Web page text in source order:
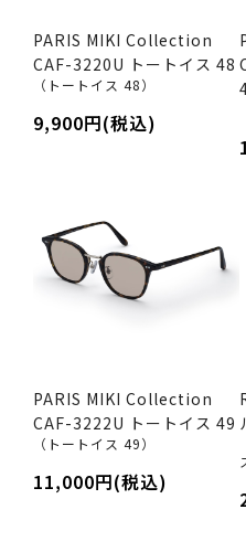
PARIS MIKI Collection
CAF-3220U トートイス 48
（トートイス 48）
9,900円(税込)
PARIS MIKI Collection
CAF-3222U トートイス 49
（トートイス 49）
11,000円(税込)